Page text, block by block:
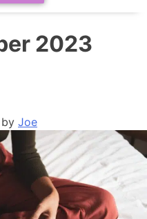
2023
by Joe